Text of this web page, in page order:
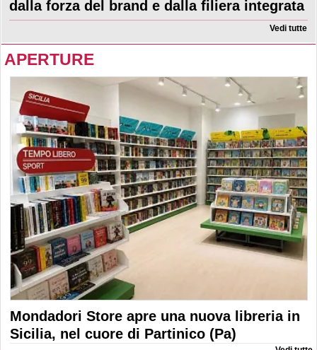
dalla forza del brand e dalla filiera integrata
Vedi tutte
APERTURE
Mondadori Store apre una nuova libreria in
Sicilia, nel cuore di Partinico (Pa)